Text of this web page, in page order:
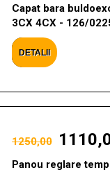
Capat bara
3CX 4CX - 126/
DETALII
1250,00
Panou reglare